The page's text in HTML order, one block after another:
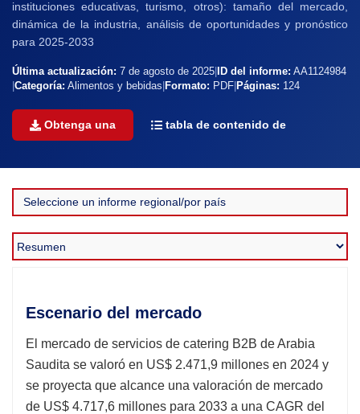
instituciones educativas, turismo, otros): tamaño del mercado,
dinámica de la industria, análisis de oportunidades y pronóstico
para 2025-2033
Última actualización: 7 de agosto de 2025 ID del informe: AA1124984
Categoría: Alimentos y bebidas Formato: PDF Páginas: 124
Obtenga una tabla de contenido de
Escenario del mercado
El mercado de servicios de catering B2B de Arabia
Saudita se valoró en US$ 2.471,9 millones en 2024 y
se proyecta que alcance una valoración de mercado
de US$ 4.717,6 millones para 2033 a una CAGR del